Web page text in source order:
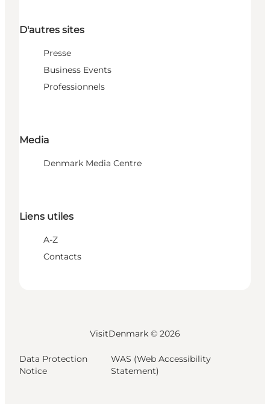
D'autres sites
Presse
Business Events
Professionnels
Media
Denmark Media Centre
Liens utiles
A-Z
Contacts
VisitDenmark © 2026
Data Protection
Notice
WAS (Web Accessibility
Statement)